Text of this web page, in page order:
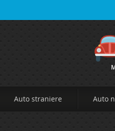
Auto straniere Auto